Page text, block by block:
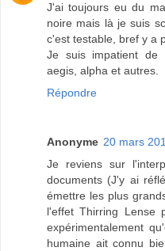
J'ai toujours eu du
noire mais là je suis
c'est testable, bref y a
Je suis impatient de
aegis, alpha et autres.
Répondre
Anonyme 20 mars
Je reviens sur
documents (J'y ai
émettre les plus
l'effet Thirring Lense
expérimentalement
humaine ait connu